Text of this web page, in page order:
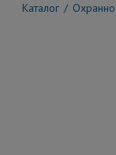
Каталог